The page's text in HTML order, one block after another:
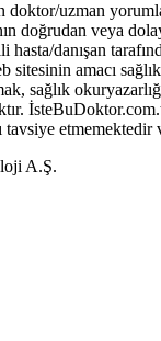
doktor/uzman
doğrudan veya
hasta/danışan
sitesinin amacı
sağlık
tavsiye
A.Ş.